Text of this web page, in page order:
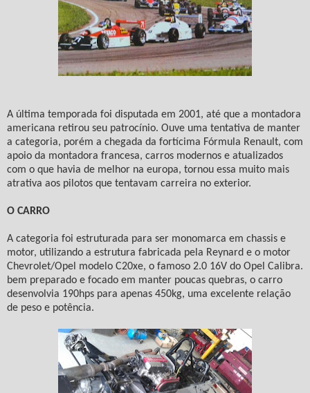
A última temporada foi disputada em 2001, até que a montadora
americana retirou seu patrocínio. Ouve uma tentativa de manter
a categoria, porém a chegada da fortícima Fórmula Renault, com
apoio da montadora francesa, carros modernos e atualizados
com o que havia de melhor na europa, tornou essa muito mais
atrativa aos pilotos que tentavam carreira no exterior.
O CARRO
A categoria foi estruturada para ser monomarca em chassis e
motor, utilizando a estrutura fabricada pela Reynard e o motor
Chevrolet/Opel modelo C20xe, o famoso 2.0 16V do Opel Calibra.
bem preparado e focado em manter poucas quebras, o carro
desenvolvia 190hps para apenas 450kg, uma excelente relação
de peso e potência.